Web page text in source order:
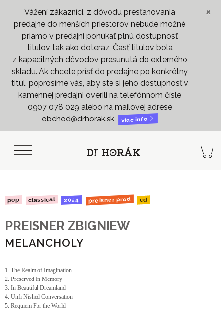
Vážení zákazníci, z dôvodu presťahovania
predajne do menších priestorov nebude možné
priamo v predajni ponúkať plnú dostupnosť
titulov tak ako doteraz. Časť titulov bola
z kapacitných dôvodov presunutá do externého
skladu. Ak chcete prísť do predajne po konkrétny
titul, poprosíme vás, aby ste si jeho dostupnosť v
kamennej predajni overili na telefónnom čísle
0907 078 029 alebo na mailovej adrese
obchod@drhorak.sk
viac info
×
pop classical 2024 preisner prod cd
PREISNER ZBIGNIEW
MELANCHOLY
1. The Realm of Imagination
2. Preserved In Memory
3. In Beautiful Dreamland
4. Unfi Nished Conversation
5. Requiem For the World